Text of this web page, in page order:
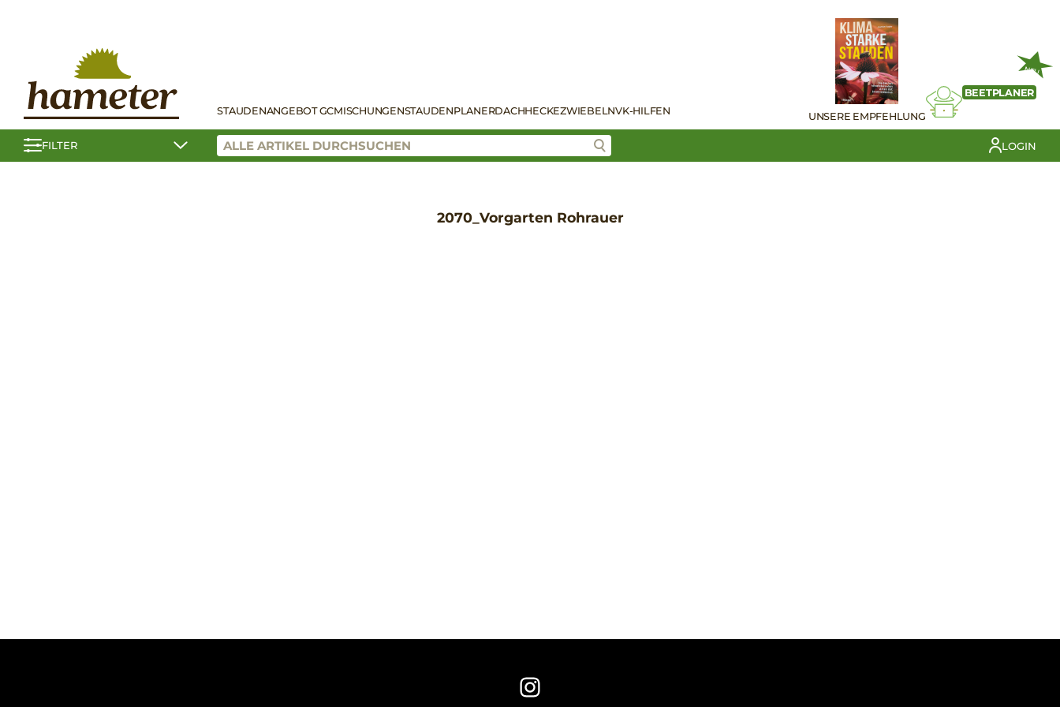
STAUDENANGEBOT GCMISCHUNGENSTAUDENPLANERDACHHECKEZWIEBELNVK-HILFEN UNSERE EMPFEHLUNG
NEU
BEETPLANER
FILTER LOGIN
2070_Vorgarten Rohrauer